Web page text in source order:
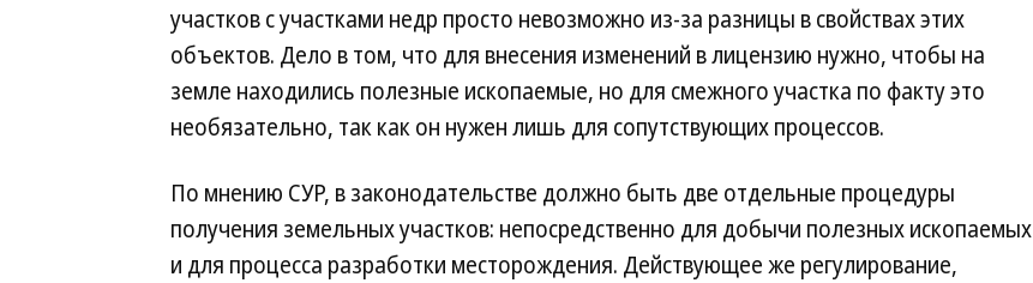
участков с участками недр просто невозможно из-за разницы в свойствах этих
объектов. Дело в том, что для внесения изменений в лицензию нужно, чтобы на
земле находились полезные ископаемые, но для смежного участка по факту это
необязательно, так как он нужен лишь для сопутствующих процессов.
По мнению СУР, в законодательстве должно быть две отдельные процедуры
получения земельных участков: непосредственно для добычи полезных ископаемых
и для процесса разработки месторождения. Действующее же регулирование,